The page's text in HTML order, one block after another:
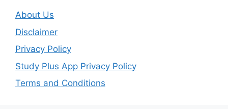
About Us
Disclaimer
Privacy Policy
Study Plus App Privacy Policy
Terms and Conditions